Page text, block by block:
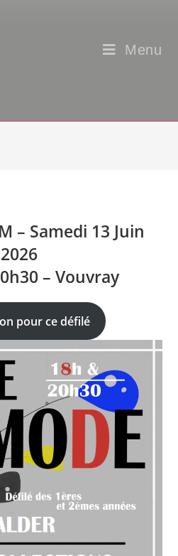
Menu
– Samedi 13 Juin
2026
– Vouvray
pour ce défilé